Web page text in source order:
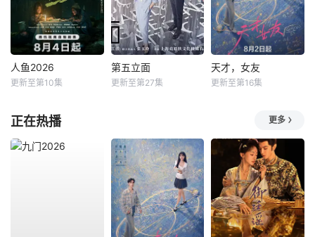
人鱼2026
更新至第10集
第五立面
更新至第27集
天才，女友
更新至第16集
正在热播 更多